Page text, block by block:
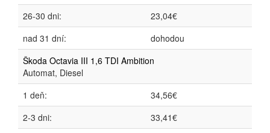
26-30 dni:
23,04€
nad 31 dní:
dohodou
Škoda Octavia III 1,6 TDI Ambition
Automat, Diesel
1 deň:
34,56€
2-3 dni:
33,41€